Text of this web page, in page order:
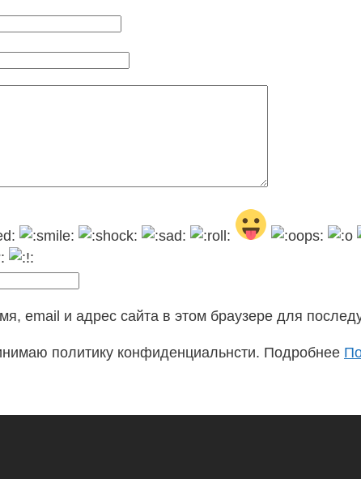
email и адрес сайта в этом браузере для
политику конфиденциальнсти. Подробнее